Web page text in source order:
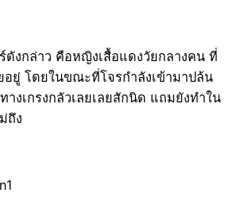
ดังกล่าว คือหญิงเสื้อแดงวัยกลางคน ที่
อยู่ โดยในขณะที่โจรกำลังเข้ามาปล้น
างเกรงกลัวเลยเลยสักนิด แถมยังทำใน
ถึง